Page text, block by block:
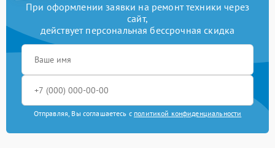
При оформлении заявки на ремонт техники через
сайт,
действует персональная бессрочная скидка
Отправляя, Вы соглашаетесь с политикой конфиденциальности